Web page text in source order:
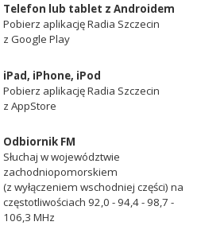
Telefon lub tablet z Androidem
Pobierz aplikację Radia Szczecin
z Google Play
iPad, iPhone, iPod
Pobierz aplikację Radia Szczecin
z AppStore
Odbiornik FM
Słuchaj w województwie
zachodniopomorskiem
(z wyłączeniem wschodniej części) na
częstotliwościach 92,0 - 94,4 - 98,7 -
106,3 MHz